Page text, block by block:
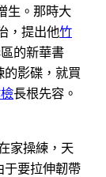
生。那時大
，提出他竹
的新華書
的影碟，就買
長根先容。
家操練，天
于要拉伸韌帶